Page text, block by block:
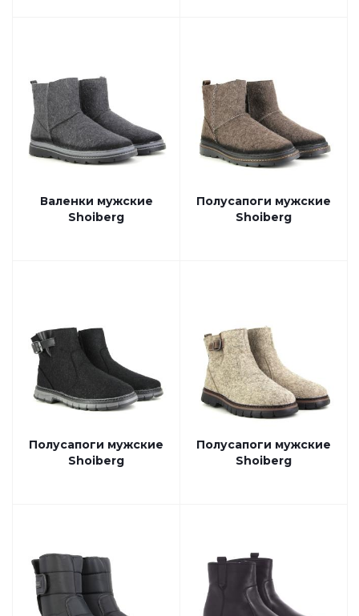
Валенки мужские
Shoiberg
Полусапоги мужские
Shoiberg
Полусапоги мужские
Shoiberg
Полусапоги мужские
Shoiberg